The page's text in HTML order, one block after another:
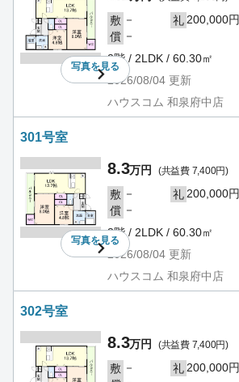
写真を見る
敷 － 礼200,000円
償 －
2階 / 2LDK / 60.30㎡
2026/08/04 更新
ハウスコム 和泉府中店
301号室
写真を見る
8.3万円 (共益費 7,400円)
敷 － 礼200,000円
償 －
3階 / 2LDK / 60.30㎡
2026/08/04 更新
ハウスコム 和泉府中店
302号室
8.3万円 (共益費 7,400円)
敷 － 礼200,000円